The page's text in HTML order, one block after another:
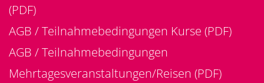
(PDF)
AGB / Teilnahmebedingungen Kurse (PDF)
AGB / Teilnahmebedingungen
Mehrtagesveranstaltungen/Reisen (PDF)